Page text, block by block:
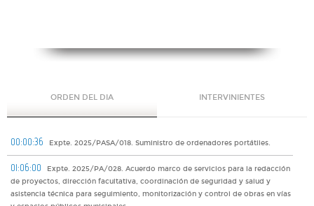
ORDEN DEL DIA INTERVINIENTES
00:00:36 Expte. 2025/PASA/018. Suministro de ordenadores portátiles.
01:06:00
Expte. 2025/PA/028. Acuerdo marco de servicios para la redacción
de proyectos, dirección facultativa, coordinación de seguridad y salud y
asistencia técnica para seguimiento, monitorización y control de obras en vías